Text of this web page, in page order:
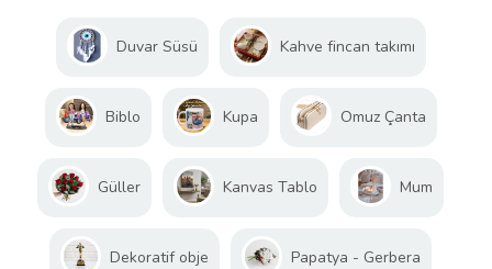
Duvar Süsü Kahve fincan takımı
Biblo Kupa Omuz Çanta
Güller Kanvas Tablo Mum
Dekoratif obje Papatya - Gerbera